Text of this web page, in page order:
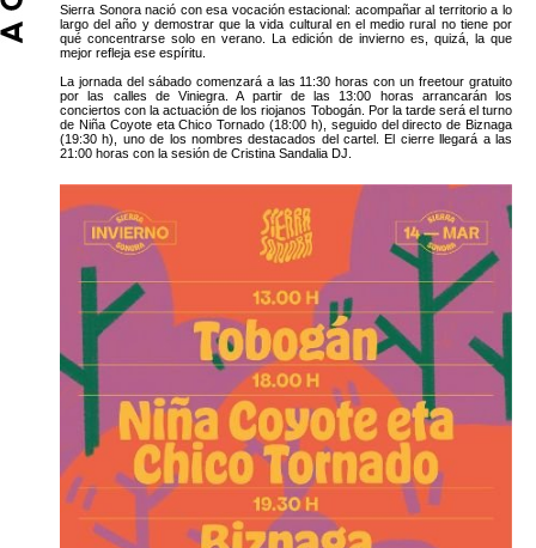
Sierra Sonora nació con esa vocación estacional: acompañar al territorio a lo
largo del año y demostrar que la vida cultural en el medio rural no tiene por
qué concentrarse solo en verano. La edición de invierno es, quizá, la que
mejor refleja ese espíritu.
La jornada del sábado comenzará a las 11:30 horas con un freetour gratuito
por las calles de Viniegra. A partir de las 13:00 horas arrancarán los
conciertos con la actuación de los riojanos Tobogán. Por la tarde será el turno
de Niña Coyote eta Chico Tornado (18:00 h), seguido del directo de Biznaga
(19:30 h), uno de los nombres destacados del cartel. El cierre llegará a las
21:00 horas con la sesión de Cristina Sandalia DJ.